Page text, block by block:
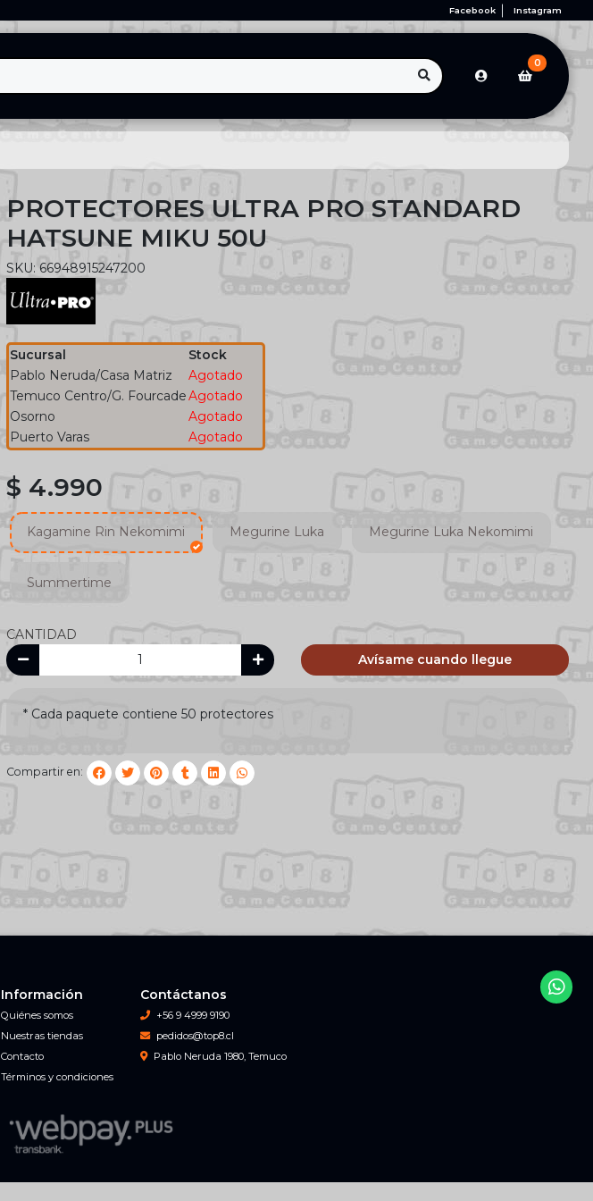
Facebook Instagram
0
PROTECTORES ULTRA PRO STANDARD
HATSUNE MIKU 50U
SKU: 66948915247200
Sucursal
Stock
Pablo Neruda/Casa Matriz
Agotado
Temuco Centro/G. FourcadeAgotado
Osorno
Agotado
Puerto Varas
Agotado
$ 4.990
Kagamine Rin Nekomimi Megurine Luka Megurine Luka Nekomimi
Summertime
CANTIDAD
Avísame cuando llegue
* Cada paquete contiene 50 protectores
Compartir en:
Información
Quiénes somos
Nuestras tiendas
Contacto
Términos y condiciones
Contáctanos
+56 9 4999 9190
pedidos@top8.cl
Pablo Neruda 1980, Temuco